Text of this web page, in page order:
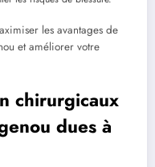
les avantages de
et améliorer votre
chirurgicaux
dues à